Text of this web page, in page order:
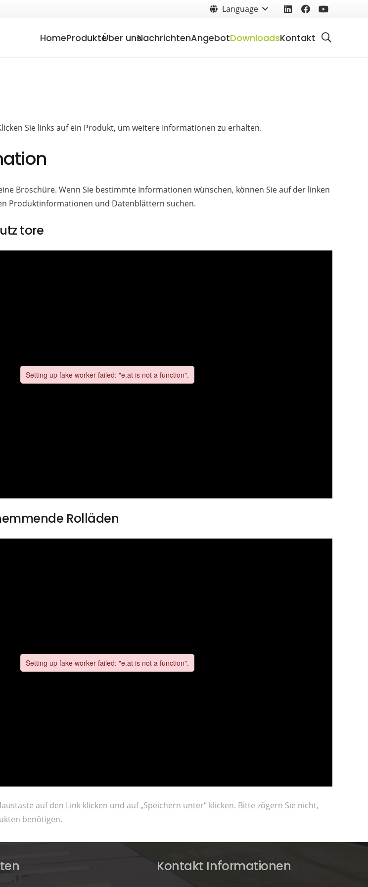
Language
HomeProdukteÜber unsNachrichtenAngebotDownloadsKontakt
Sie links auf ein Produkt, um weitere Informationen zu erhalten.
Broschüre. Wenn Sie bestimmte Informationen wünschen, können Sie auf der linken
Produktinformationen und Datenblättern suchen.
tore
Rolläden
auf den Link klicken und auf „Speichern unter“ klicken. Bitte zögern Sie nicht,
benötigen.
Kontakt Informationen